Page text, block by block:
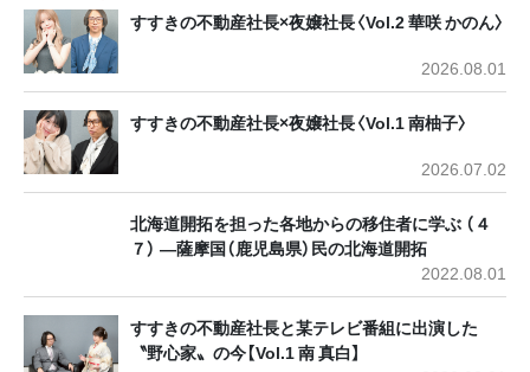
すすきの不動産社長×夜嬢社長〈Vol.2 華咲 かのん〉
2026.08.01
すすきの不動産社長×夜嬢社長〈Vol.1 南柚子〉
2026.07.02
北海道開拓を担った各地からの移住者に学ぶ （４
７） ―薩摩国（鹿児島県）民の北海道開拓
2022.08.01
すすきの不動産社長と某テレビ番組に出演した
〝野心家〟の今【Vol.1 南 真白】